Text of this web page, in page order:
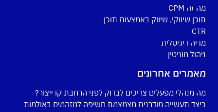
מה זה CPM
תוכן שיווקי, שיווק באמצעות תוכן
CTR
מדיה דיגיטלית
ניהול מוניטין
מאמרים אחרונים
מה מנהלי מפעלים צריכים לבדוק לפני הרחבת קו ייצור?
כיצד תעשייה מודרנית מצמצמת חשיפה למזהמים באולמות